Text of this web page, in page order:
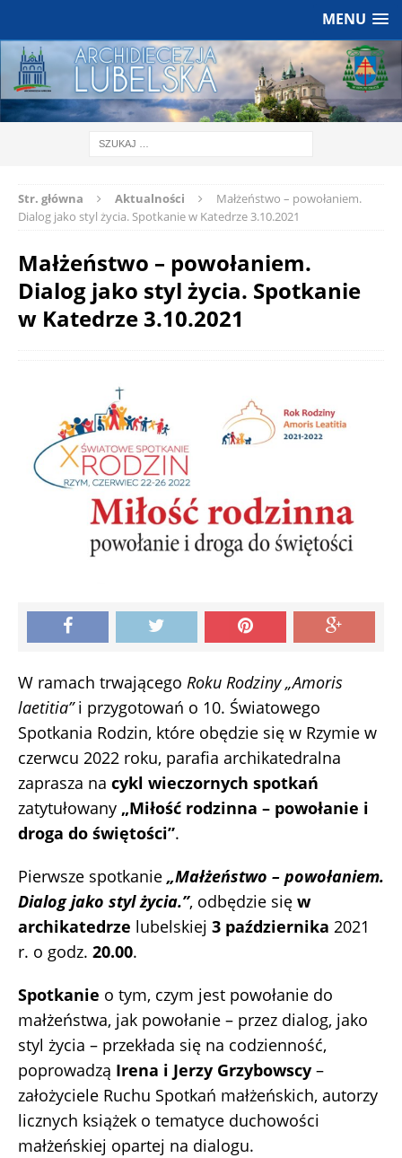
MENU
Str. główna Aktualności
Małżeństwo – powołaniem.
Dialog jako styl życia. Spotkanie w Katedrze 3.10.2021
Małżeństwo – powołaniem.
Dialog jako styl życia. Spotkanie
w Katedrze 3.10.2021
W ramach trwającego Roku Rodziny „Amoris
laetitia”i przygotowań o 10. Światowego
Spotkania Rodzin, które obędzie się w Rzymie w
czerwcu 2022 roku, parafia archikatedralna
zaprasza na cykl wieczornych spotkań
zatytułowany „Miłość rodzinna – powołanie i
droga do świętości”.
Pierwsze spotkanie „Małżeństwo – powołaniem.
Dialog jako styl życia.”, odbędzie się w
archikatedrze lubelskiej 3 października 2021
r. o godz. 20.00.
Spotkanie o tym, czym jest powołanie do
małżeństwa, jak powołanie – przez dialog, jako
styl życia – przekłada się na codzienność,
poprowadzą Irena i Jerzy Grzybowscy –
założyciele Ruchu Spotkań małżeńskich, autorzy
licznych książek o tematyce duchowości
małżeńskiej opartej na dialogu.